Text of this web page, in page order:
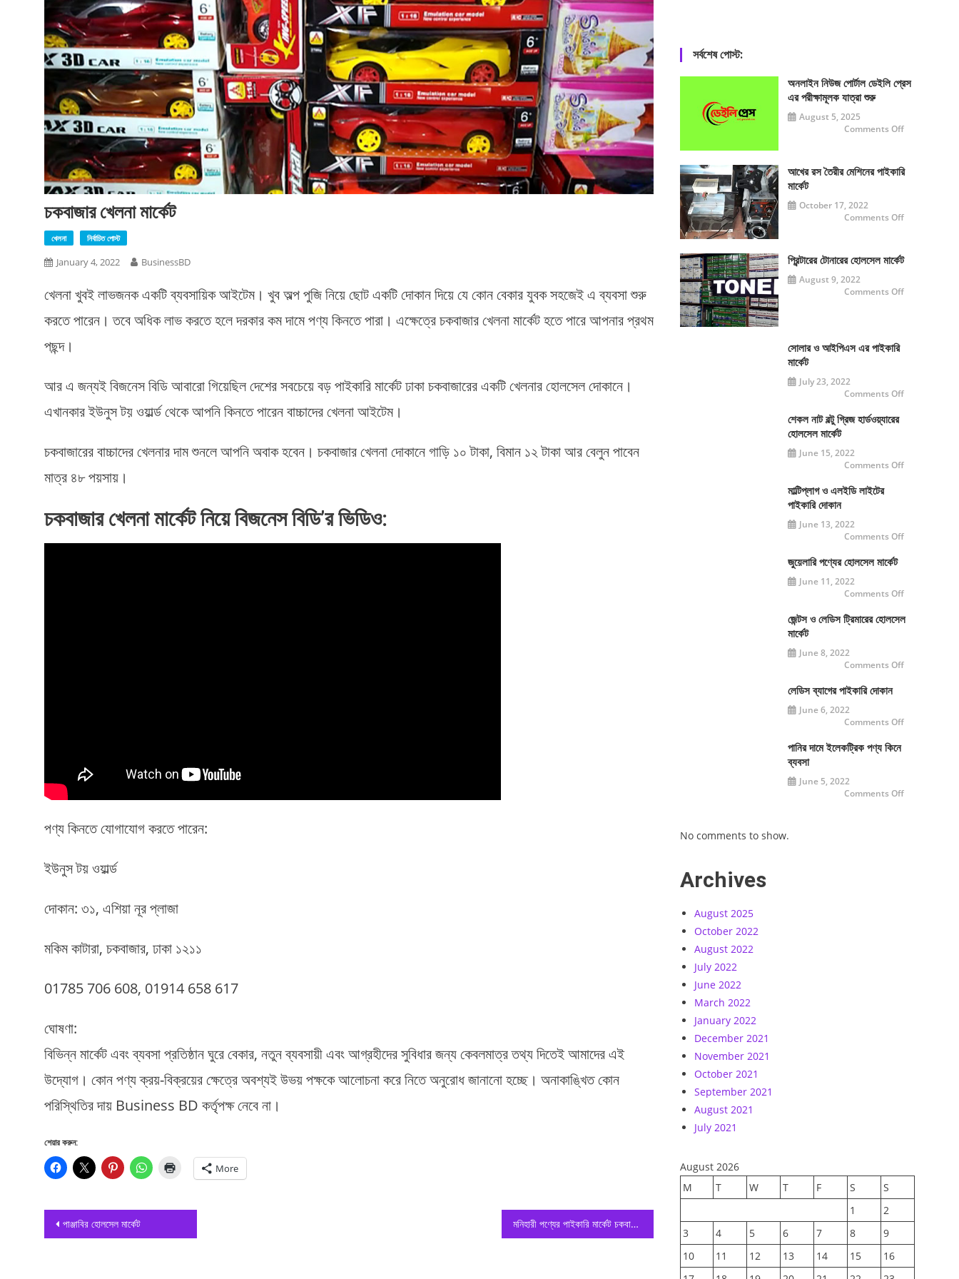
চকবাজার খেলনা মার্কেট
খেলনা নির্বাচিত পোস্ট
January 4, 2022 BusinessBD
খেলনা খুবই লাভজনক একটি ব্যবসায়িক আইটেম। খুব অল্প পুজি নিয়ে ছোট একটি দোকান দিয়ে যে কোন বেকার যুবক সহজেই এ ব্যবসা শুরু
করতে পারেন। তবে অধিক লাভ করতে হলে দরকার কম দামে পণ্য কিনতে পারা। এক্ষেত্রে চকবাজার খেলনা মার্কেট হতে পারে আপনার প্রথম
পছন্দ।
আর এ জন্যই বিজনেস বিডি আবারো গিয়েছিল দেশের সবচেয়ে বড় পাইকারি মার্কেট ঢাকা চকবাজারের একটি খেলনার হোলসেল দোকানে।
এখানকার ইউনুস টয় ওয়ার্ল্ড থেকে আপনি কিনতে পারেন বাচ্চাদের খেলনা আইটেম।
চকবাজারের বাচ্চাদের খেলনার দাম শুনলে আপনি অবাক হবেন। চকবাজার খেলনা দোকানে গাড়ি ১০ টাকা, বিমান ১২ টাকা আর বেলুন পাবেন
মাত্র ৪৮ পয়সায়।
চকবাজার খেলনা মার্কেট নিয়ে বিজনেস বিডি’র ভিডিও:
পণ্য কিনতে যোগাযোগ করতে পারেন:
ইউনুস টয় ওয়ার্ল্ড
দোকান: ৩১, এশিয়া নূর প্লাজা
মকিম কাটারা, চকবাজার, ঢাকা ১২১১
01785 706 608, 01914 658 617
ঘোষণা:
বিভিন্ন মার্কেট এবং ব্যবসা প্রতিষ্ঠান ঘুরে বেকার, নতুন ব্যবসায়ী এবং আগ্রহীদের সুবিধার জন্য কেবলমাত্র তথ্য দিতেই আমাদের এই
উদ্যোগ। কোন পণ্য ক্রয়-বিক্রয়ের ক্ষেত্রে অবশ্যই উভয় পক্ষকে আলোচনা করে নিতে অনুরোধ জানানো হচ্ছে। অনাকাঙ্খিত কোন
পরিস্থিতির দায় Business BD কর্তৃপক্ষ নেবে না।
শেয়ার করুন:
More
Post
পাঞ্জাবির হোলসেল মার্কেট মনিহারী পণ্যের পাইকারি মার্কেট চকবাজার
সর্বশেষ পোস্ট:
অনলাইন নিউজ পোর্টাল ডেইলি প্রেস
এর পরীক্ষামূলক যাত্রা শুরু
August 5, 2025
Comments Offon
প্রেস
এর
আখের রস তৈরীর মেশিনের পাইকারি
মার্কেট
October 17, 2022
Comments Offon
পাইকারি
প্রিন্টারের টোনারের হোলসেল মার্কেট
August 9, 2022
Comments Offon
সোলার ও আইপিএস এর পাইকারি
মার্কেট
July 23, 2022
Comments Offon
শেকল নাট বল্টু গ্রিজ হার্ডওয়্যারের
হোলসেল মার্কেট
June 15, 2022
Comments Offon
মাল্টিপ্লাগ ও এলইডি লাইটের
পাইকারি দোকান
June 13, 2022
Comments Offon
জুয়েলারি পণ্যের হোলসেল মার্কেট
June 11, 2022
Comments Offon
হোলসেল
মার্কেট
জেন্টস ও লেডিস ট্রিমারের হোলসেল
মার্কেট
June 8, 2022
Comments Offon
লেডিস ব্যাগের পাইকারি দোকান
June 6, 2022
Comments Offon
পানির দামে ইলেকট্রিক পণ্য কিনে
ব্যবসা
June 5, 2022
Comments Offon
No comments to show.
Archives
August 2025
October 2022
August 2022
July 2022
June 2022
March 2022
January 2022
December 2021
November 2021
October 2021
September 2021
August 2021
July 2021
August 2026
M
T W T F S
S
1
2
3
4 5 6 7 8
9
10
11 12 13 14 15
16